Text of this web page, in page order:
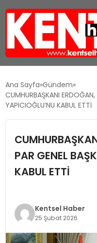
GÜNDEM
EĞITIM
MAGAZIN
KÜLTÜR & SANAT
Ana Sayfa Gündem
CUMHURBAŞKANI
YAPICIOĞLU’NU KABUL ETTİ
PAR GENEL
KABUL ETTİ
Kentsel Haber
25 Şubat 2026